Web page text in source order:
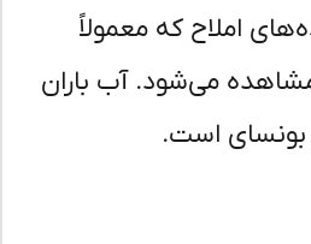
املاح که معمولاً
می‌شود. آب باران
است.